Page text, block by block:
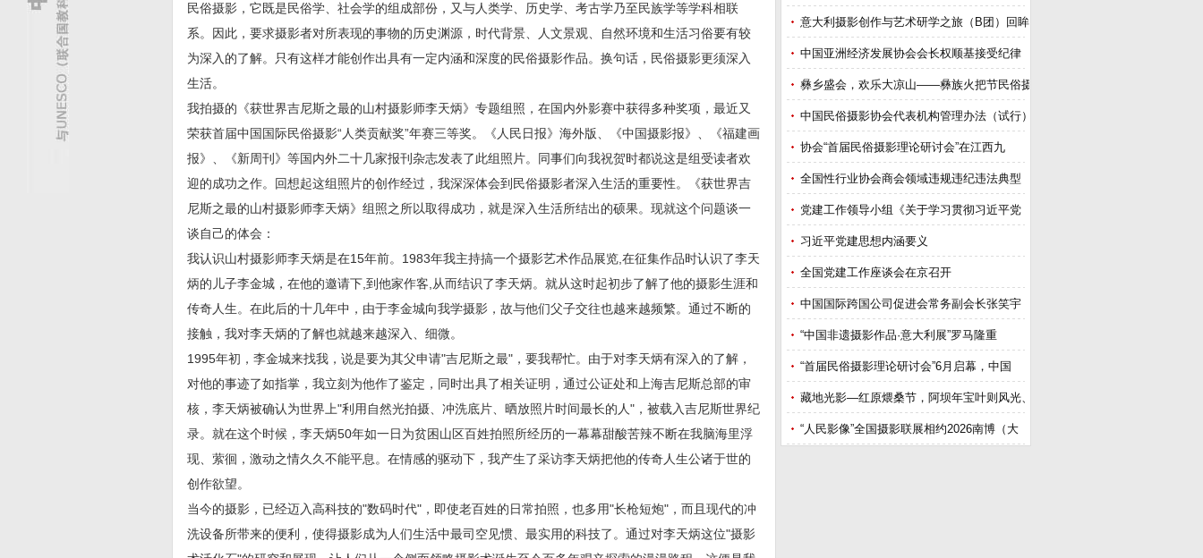
民俗摄影，它既是民俗学、社会学的组成部份，又与人类学、历史学、考古学乃至民族学等学科相联
系。因此，要求摄影者对所表现的事物的历史渊源，时代背景、人文景观、自然环境和生活习俗要有较
为深入的了解。只有这样才能创作出具有一定内涵和深度的民俗摄影作品。换句话，民俗摄影更须深入
生活。
我拍摄的《获世界吉尼斯之最的山村摄影师李天炳》专题组照，在国内外影赛中获得多种奖项，最近又
荣获首届中国国际民俗摄影“人类贡献奖”年赛三等奖。《人民日报》海外版、《中国摄影报》、《福建画
报》、《新周刊》等国内外二十几家报刊杂志发表了此组照片。同事们向我祝贺时都说这是组受读者欢
迎的成功之作。回想起这组照片的创作经过，我深深体会到民俗摄影者深入生活的重要性。《获世界吉
尼斯之最的山村摄影师李天炳》组照之所以取得成功，就是深入生活所结出的硕果。现就这个问题谈一
谈自己的体会：
我认识山村摄影师李天炳是在15年前。1983年我主持搞一个摄影艺术作品展览,在征集作品时认识了李天
炳的儿子李金城，在他的邀请下,到他家作客,从而结识了李天炳。就从这时起初步了解了他的摄影生涯和
传奇人生。在此后的十几年中，由于李金城向我学摄影，故与他们父子交往也越来越频繁。通过不断的
接触，我对李天炳的了解也就越来越深入、细微。
1995年初，李金城来找我，说是要为其父申请"吉尼斯之最"，要我帮忙。由于对李天炳有深入的了解，
对他的事迹了如指掌，我立刻为他作了鉴定，同时出具了相关证明，通过公证处和上海吉尼斯总部的审
核，李天炳被确认为世界上"利用自然光拍摄、冲洗底片、晒放照片时间最长的人"，被载入吉尼斯世界纪
录。就在这个时候，李天炳50年如一日为贫困山区百姓拍照所经历的一幕幕甜酸苦辣不断在我脑海里浮
现、萦徊，激动之情久久不能平息。在情感的驱动下，我产生了采访李天炳把他的传奇人生公诸于世的
创作欲望。
当今的摄影，已经迈入高科技的"数码时代"，即使老百姓的日常拍照，也多用"长枪短炮"，而且现代的冲
洗设备所带来的便利，使得摄影成为人们生活中最司空见惯、最实用的科技了。通过对李天炳这位"摄影
意大利摄影创作与艺术研学之旅（B团）回眸
中国亚洲经济发展协会会长权顺基接受纪律
彝乡盛会，欢乐大凉山——彝族火把节民俗摄
中国民俗摄影协会代表机构管理办法（试行）
协会“首届民俗摄影理论研讨会”在江西九
全国性行业协会商会领域违规违纪违法典型
党建工作领导小组《关于学习贯彻习近平党
习近平党建思想内涵要义
全国党建工作座谈会在京召开
中国国际跨国公司促进会常务副会长张笑宇
“中国非遗摄影作品·意大利展”罗马隆重
“首届民俗摄影理论研讨会”6月启幕，中国
藏地光影—红原煨桑节，阿坝年宝叶则风光、
“人民影像”全国摄影联展相约2026南博（大